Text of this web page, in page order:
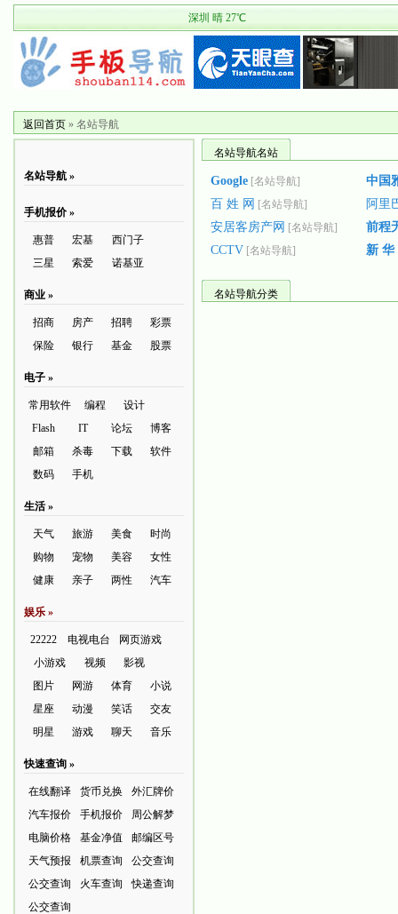
返回首页 » 名站导航
名站导航 »
手机报价 »
惠普 宏基
西门子
三星
索爱 诺基亚
商业 »
招商 房产 招聘
彩票
保险
银行 基金 股票
电子 »
常用软件 编程
设计
Flash
IT 论坛
博客
邮箱
杀毒 下载
软件
数码
手机
生活 »
天气 旅游 美食
时尚
购物
宠物 美容
女性
健康
亲子 两性 汽车
娱乐 »
22222 电视电台
网页游戏
小游戏
视频
影视
图片
网游 体育
小说
星座
动漫 笑话
交友
明星
游戏 聊天 音乐
快速查询 »
在线翻译 货币兑换
外汇牌价
汽车报价
手机报价
周公解梦
电脑价格
基金净值
邮编区号
天气预报
机票查询
公交查询
公交查询
火车查询
快递查询
公交查询
名站导航名站
Google [名站导航]
中国
百 姓 网 [名站导航]
阿里
安居客房产网 [名站导航]
前程
CCTV [名站导航] 新 华
名站导航分类